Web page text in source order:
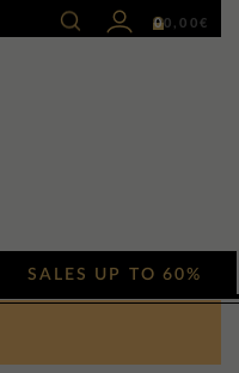
00,00€
SALES UP TO 60%